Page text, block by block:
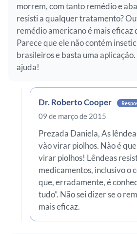
morrem, com tanto remédio e
resisti a qualquer tratamento?
remédio americano é mais eficaz
Parece que ele não contém
brasileiros e basta uma
ajuda!
Dr. Roberto Cooper
09 de março de 2015
Prezada Daniela, As
vão virar piolhos. Não é
virar piolhos! Lêndeas
medicamentos, inclusivo o
que, erradamente, é
tudo”. Não sei dizer se o
mais eficaz.